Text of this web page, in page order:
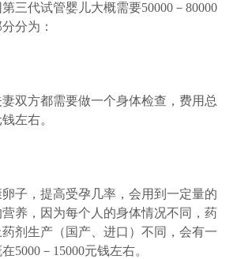
三代试管婴儿大概需要50000－80000
分为：
双方都需要做一个身体检查，费用总
左右。
子，提高受孕几率，会用到一定量的
养，因为每个人的身体情况不同，药
剂生产（国产、进口）不同，会有一
5000－15000元钱左右。